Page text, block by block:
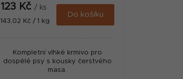
123 Kč / ks
Měrná
143,02 Kč / 1 kg
Do košíku
Kompletní vlhké krmivo pro
dospělé psy s kousky čerstvého
masa.